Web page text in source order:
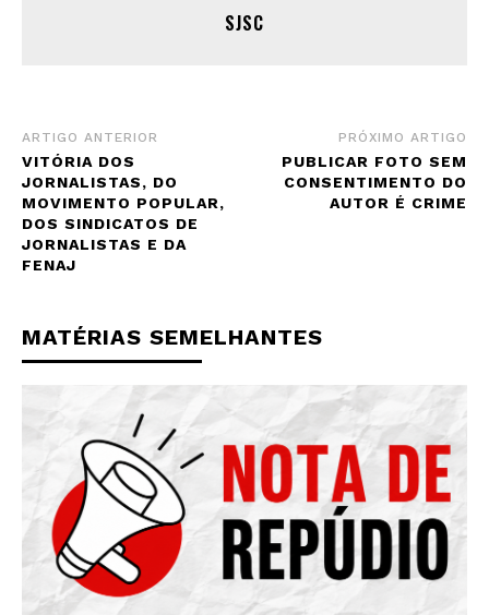
SJSC
ARTIGO ANTERIOR
VITÓRIA DOS
JORNALISTAS, DO
MOVIMENTO POPULAR,
DOS SINDICATOS DE
JORNALISTAS E DA
FENAJ
PRÓXIMO ARTIGO
PUBLICAR FOTO SEM
CONSENTIMENTO DO
AUTOR É CRIME
MATÉRIAS SEMELHANTES